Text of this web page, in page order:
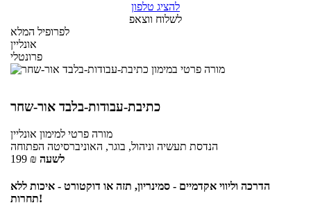
להציג טלפון
לשלוח ווצאפ
לפרופיל המלא
אונליין
פרונטלי
כתיבת-עבודות-בלבד אור-שחר
מורה פרטי למימון אונליין
הנדסת תעשיה וניהול, בוגר, האוניברסיטה הפתוחה
199 ₪ לשעה
הדרכה וליווי אקדמיים - סמינריון, תזה או דוקטורט - איכות ללא
תחרות!